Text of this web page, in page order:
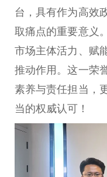
台，具有作为高效
取痛点的重要意义
市场主体活力、赋
推动作用。这一荣
素养与责任担当，
当的权威认可！